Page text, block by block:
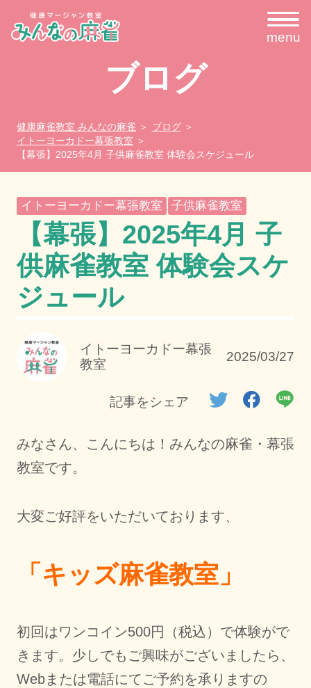
menu
ブログ
健康麻雀教室 みんなの麻雀
ブログ
イトーヨーカドー幕張教室
【幕張】2025年4月 子供麻雀教室 体験会スケジュール
イトーヨーカドー幕張教室 子供麻雀教室
【幕張】2025年4月 子
供麻雀教室 体験会スケ
ジュール
2025/03/27
イトーヨーカドー幕張
教室
記事をシェア
みなさん、こんにちは！みんなの麻雀・幕張
教室です。
大変ご好評をいただいております、
「キッズ麻雀教室」
初回はワンコイン500円（税込）で体験がで
きます。少しでもご興味がございましたら、
Webまたは電話にてご予約を承りますの